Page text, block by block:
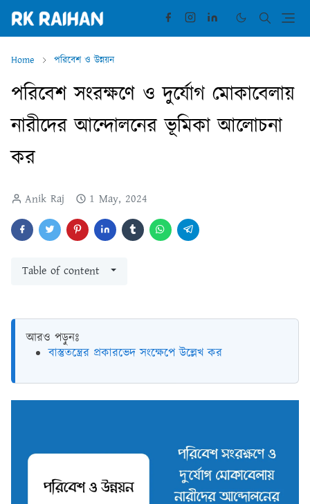
Home পরিবেশ ও উন্নয়ন
পরিবেশ সংরক্ষণে ও দুর্যোগ মোকাবেলায়
নারীদের আন্দোলনের ভূমিকা আলোচনা
কর
Anik Raj 1 May, 2024
Table of content
আরও পড়ুনঃ
বাস্তুতন্ত্রের প্রকারভেদ সংক্ষেপে উল্লেখ কর